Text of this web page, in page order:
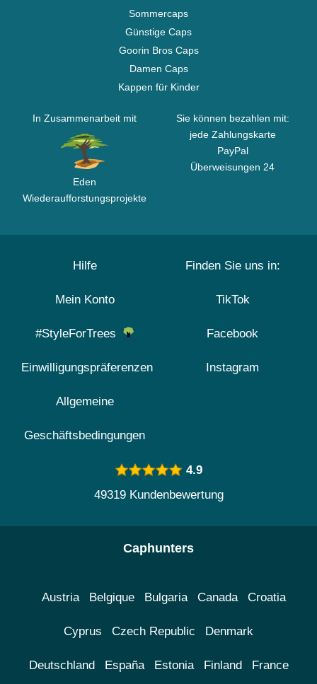
Sommercaps
Günstige Caps
Goorin Bros Caps
Damen Caps
Kappen für Kinder
In Zusammenarbeit mit
Eden
Wiederaufforstungsprojekte
Sie können bezahlen mit:
jede Zahlungskarte
PayPal
Überweisungen 24
Hilfe
Mein Konto
#StyleForTrees
Einwilligungspräferenzen
Allgemeine
Geschäftsbedingungen
Finden Sie uns in:
TikTok
Facebook
Instagram
4.9
49319 Kundenbewertung
Caphunters
Austria Belgique Bulgaria Canada Croatia
Cyprus Czech Republic Denmark
Deutschland España Estonia Finland France